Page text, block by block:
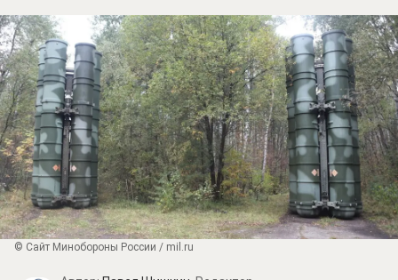
© Сайт Минобороны России / mil.ru